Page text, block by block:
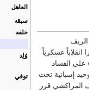
العاهل
سبقه
خلفه
وُلِد
توفي
انقلاباً عسكرياً
على الفساد
فنادى بتوحيد إسبانية تحت
المراكشي قرر